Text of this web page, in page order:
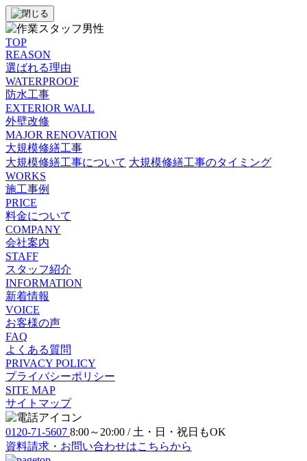
TOP
REASON
選ばれる理由
WATERPROOF
防⽔⼯事
EXTERIOR WALL
外壁改修
MAJOR RENOVATION
大規模修繕工事
大規模修繕工事について 大規模修繕工事のタイミング
WORKS
施工事例
PRICE
料金について
COMPANY
会社案内
STAFF
スタッフ紹介
INFORMATION
新着情報
VOICE
お客様の声
FAQ
よくある質問
PRIVACY POLICY
プライバシーポリシー
SITE MAP
サイトマップ
0120-71-5607 8:00～20:00 / 土・日・祝日もOK
資料請求・お問い合わせはこちらから